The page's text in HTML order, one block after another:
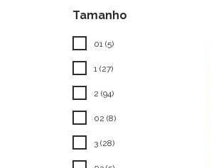
Tamanho
01 (5)
1 (27)
2 (94)
02 (8)
3 (28)